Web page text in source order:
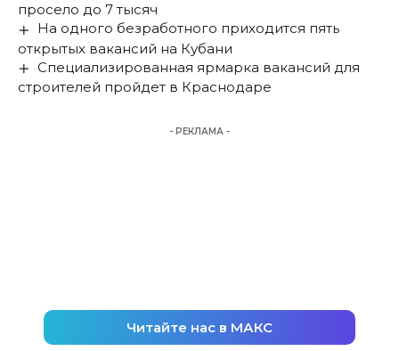
просело до 7 тысяч
На одного безработного приходится пять
открытых вакансий на Кубани
Специализированная ярмарка вакансий для
строителей пройдет в Краснодаре
- РЕКЛАМА -
Читайте нас в МАКС